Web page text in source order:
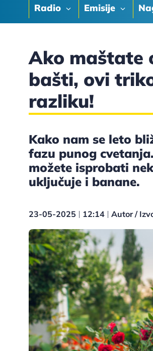
Radio Emisije
Ako maštate
bašti, ovi
razliku!
Kako nam se leto
fazu punog
možete isprobati
uključuje i banane.
23-05-2025 12:14 Autor /